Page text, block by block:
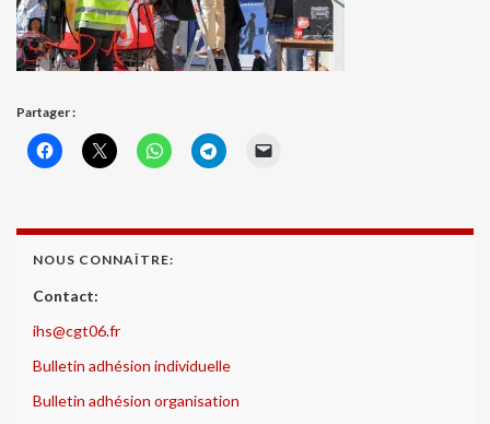
Partager :
NOUS CONNAÎTRE:
Contact:
ihs@cgt06.fr
Bulletin adhésion individuelle
Bulletin adhésion organisation